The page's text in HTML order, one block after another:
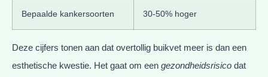
Bepaalde kankersoorten 30-50% hoger
Deze cijfers tonen aan dat overtollig buikvet meer is dan een
esthetische kwestie. Het gaat om een gezondheidsrisico dat